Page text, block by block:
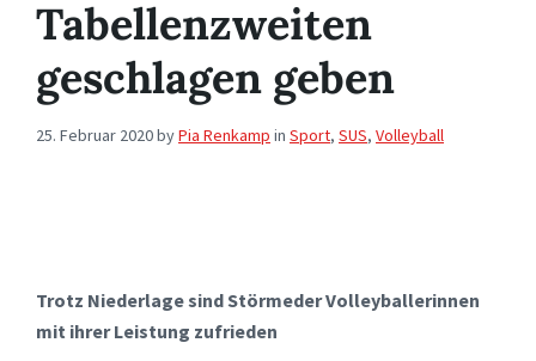
Tabellenzweiten
geschlagen geben
25. Februar 2020byPia Renkamp in Sport, SUS, Volleyball
Trotz Niederlage sind Störmeder Volleyballerinnen
mit ihrer Leistung zufrieden